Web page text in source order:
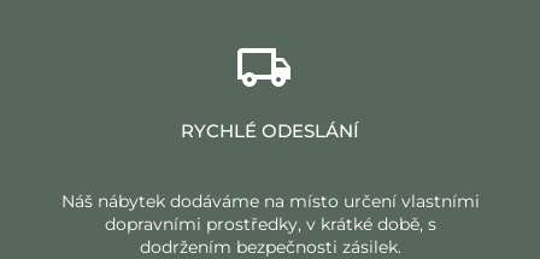
RYCHLÉ ODESLÁNÍ
Náš nábytek dodáváme na místo určení vlastními
dopravními prostředky, v krátké době, s
dodržením bezpečnosti zásilek.